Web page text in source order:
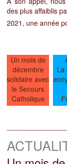
des plus affaiblis
2021, une année
Un mois de
décembre
solidaire avec
le Secours
Catholique
La